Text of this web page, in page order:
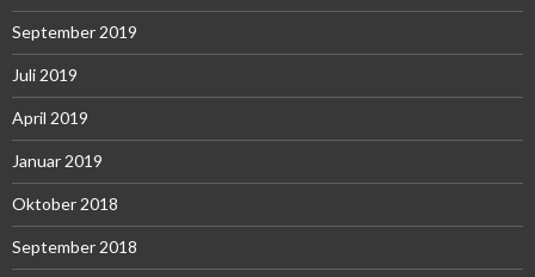
September 2019
Juli 2019
April 2019
Januar 2019
Oktober 2018
September 2018